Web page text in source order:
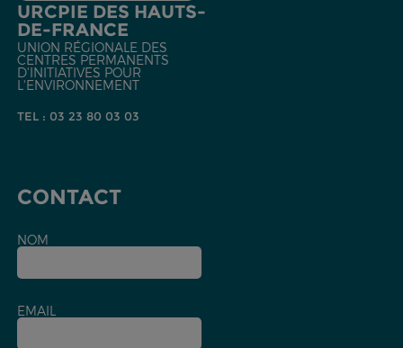
URCPIE DES HAUTS-
DE-FRANCE
UNION RÉGIONALE DES
CENTRES PERMANENTS
D'INITIATIVES POUR
L'ENVIRONNEMENT
TEL : 03 23 80 03 03
CONTACT
NOM
EMAIL